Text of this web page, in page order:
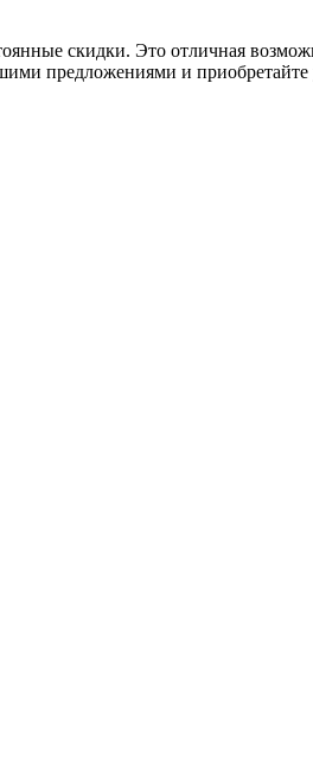
скидки. Это отличная
предложениями и